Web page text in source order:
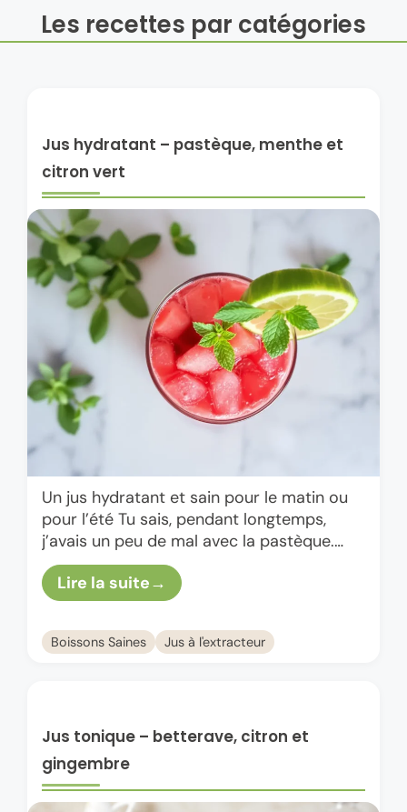
Les recettes par catégories
Jus hydratant – pastèque, menthe et
citron vert
Un jus hydratant et sain pour le matin ou
pour l’été Tu sais, pendant longtemps,
j’avais un peu de mal avec la pastèque.
Son goût doux et sa texture fragile …
Lire la suite
Boissons Saines Jus à l'extracteur
Jus tonique – betterave, citron et
gingembre